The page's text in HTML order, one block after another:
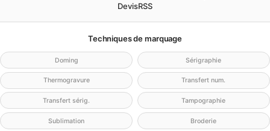
DevisRSS
Techniques de marquage
Doming Sérigraphie
Thermogravure Transfert num.
Transfert sérig. Tampographie
Sublimation Broderie